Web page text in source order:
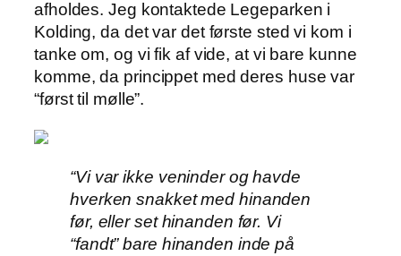
afholdes. Jeg kontaktede Legeparken i
Kolding, da det var det første sted vi kom i
tanke om, og vi fik af vide, at vi bare kunne
komme, da princippet med deres huse var
“først til mølle”.
“Vi var ikke veninder og havde
hverken snakket med hinanden
før, eller set hinanden før. Vi
“fandt” bare hinanden inde på